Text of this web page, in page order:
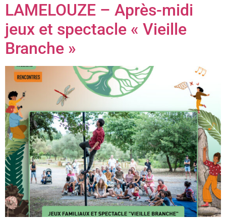
LAMELOUZE – Après-midi
jeux et spectacle « Vieille
Branche »